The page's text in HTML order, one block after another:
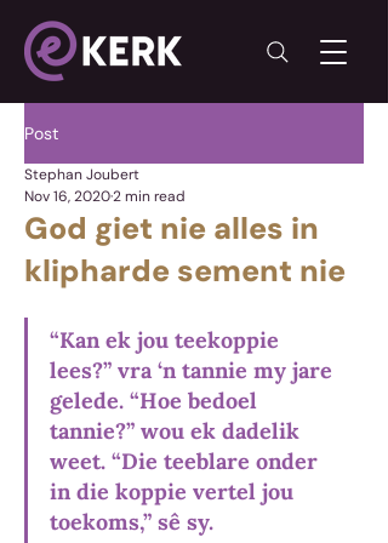
Post
God giet nie alles in
klipharde sement nie
Stephan Joubert
Nov 16, 20202 min read
“Kan ek jou teekoppie
lees?” vra ‘n tannie my jare
gelede. “Hoe bedoel
tannie?” wou ek dadelik
weet. “Die teeblare onder
in die koppie vertel jou
toekoms,” sê sy.